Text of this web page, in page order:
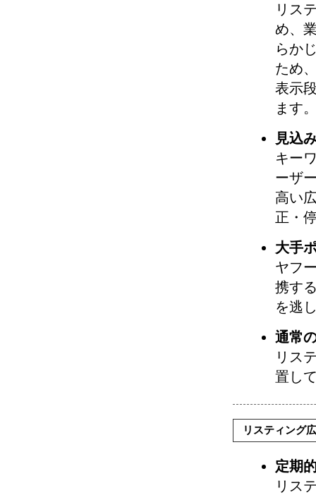
リス
め、
らか
ため
表示
ます
見込
キー
ーザ
高い
正・
大手
ヤフ
携す
を逃
通常
リス
置し
リスティング
定期
リス